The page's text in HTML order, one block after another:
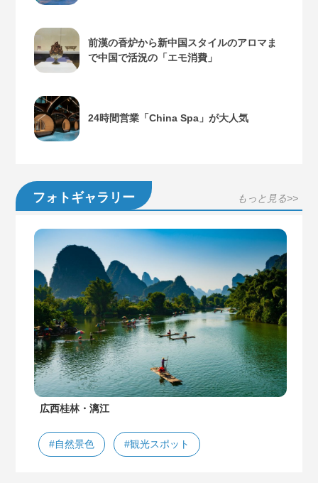
前漢の香炉から新中国スタイルのアロマま
で中国で活況の「エモ消費」
24時間営業「China Spa」が大人気
フォトギャラリー もっと見る>>
広西桂林・漓江
#自然景色 #観光スポット